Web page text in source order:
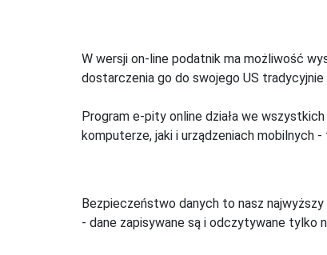
W wersji on-line podatnik ma możliwość
dostarczenia go do swojego US
Program e-pity online działa we
komputerze, jaki i urządzeniach mobilnych
Bezpieczeństwo danych to nasz
- dane zapisywane są i odczytywane tylko